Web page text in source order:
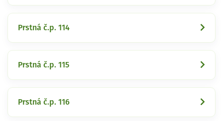
Prstná č.p. 114
Prstná č.p. 115
Prstná č.p. 116